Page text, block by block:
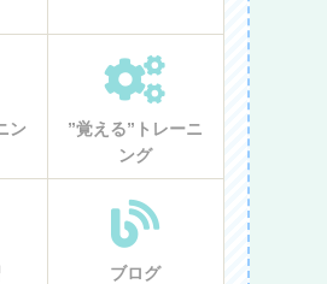
ン
”覚える”トレーニ
ング
ブログ